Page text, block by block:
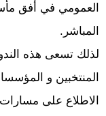
العمومي في أفق
المباشر.
لذلك تسعى هذه
المنتخبين و
الاطلاع على مسارات